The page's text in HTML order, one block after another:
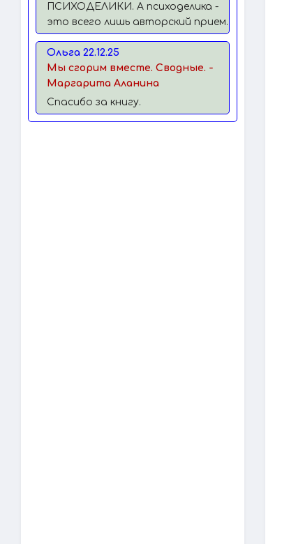
ПСИХОДЕЛИКИ. А психоделика -
это всего лишь авторский прием.
Ольга 22.12.25
Мы сгорим вместе. Сводные. -
Маргарита Аланина
Спасибо за книгу.